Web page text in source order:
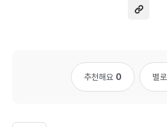
추천해요 0 별